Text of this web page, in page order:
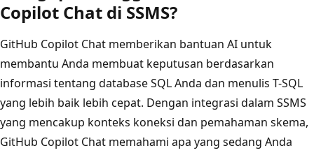
Copilot Chat di SSMS?
GitHub Copilot Chat memberikan bantuan AI untuk
membantu Anda membuat keputusan berdasarkan
informasi tentang database SQL Anda dan menulis T-SQL
yang lebih baik lebih cepat. Dengan integrasi dalam SSMS
yang mencakup konteks koneksi dan pemahaman skema,
GitHub Copilot Chat memahami apa yang sedang Anda